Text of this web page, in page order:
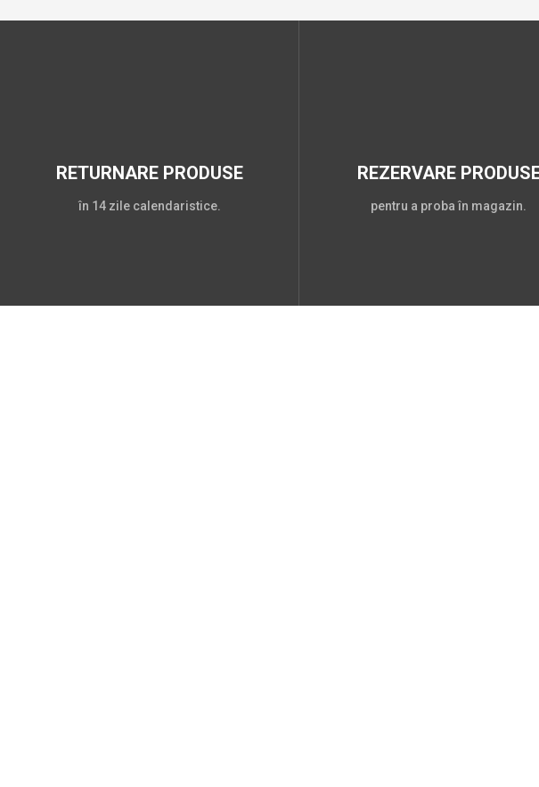
RETURNARE PRODUSE
în 14 zile calendaristice.
REZERVARE
pentru a proba în magazin.